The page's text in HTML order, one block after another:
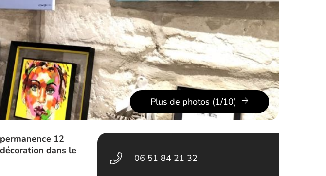
Plus de photos (1/10)
12
dans le
06 51 84 21 32